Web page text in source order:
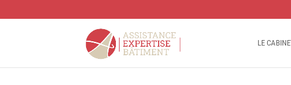
LE